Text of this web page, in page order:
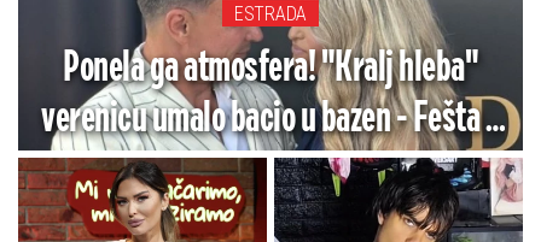
ESTRADA
Ponela ga atmosfera! "Kralj hleba"
verenicu umalo bacio u bazen - Fešta u
Grockoj glavna tema (VIDEO)